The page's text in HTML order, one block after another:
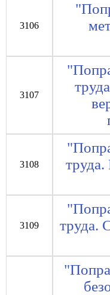
3106
3107
3108
3109
труда.